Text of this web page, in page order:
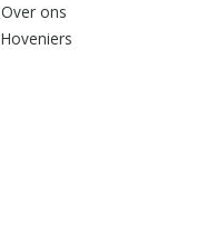
Over ons
Hoveniers